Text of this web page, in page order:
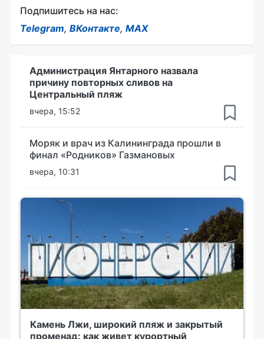
Подпишитесь на нас:
Telegram, ВКонтакте, MAX
Администрация Янтарного назвала
причину повторных сливов на
Центральный пляж
вчера, 15:52
Моряк и врач из Калининграда прошли в
финал «Родников» Газмановых
вчера, 10:31
Камень Лжи, широкий пляж и закрытый
променад: как живет курортный